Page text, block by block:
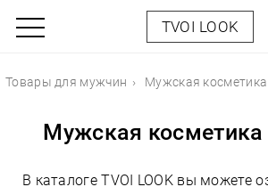
TVOI LOOK
Товары для мужчин Мужская косметика
Мужская косметика
В каталоге TVOI LOOK вы можете